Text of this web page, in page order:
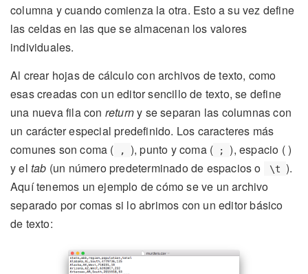
columna y cuando comienza la otra. Esto a su vez define
las celdas en las que se almacenan los valores
individuales.
Al crear hojas de cálculo con archivos de texto, como
esas creadas con un editor sencillo de texto, se define
una nueva fila con returny se separan las columnas con
un carácter especial predefinido. Los caracteres más
comunes son coma (
, ), punto y coma ( ;
), espacio ( )
y el tab (un número predeterminado de espacios o \t ).
Aquí tenemos un ejemplo de cómo se ve un archivo
separado por comas si lo abrimos con un editor básico
de texto: